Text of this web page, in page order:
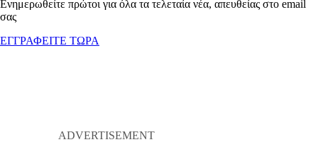
Ενημερωθείτε πρώτοι για όλα τα τελεταία νέα, απευθείας στο email
σας
ΕΓΓΡΑΦΕΙΤΕ ΤΩΡΑ